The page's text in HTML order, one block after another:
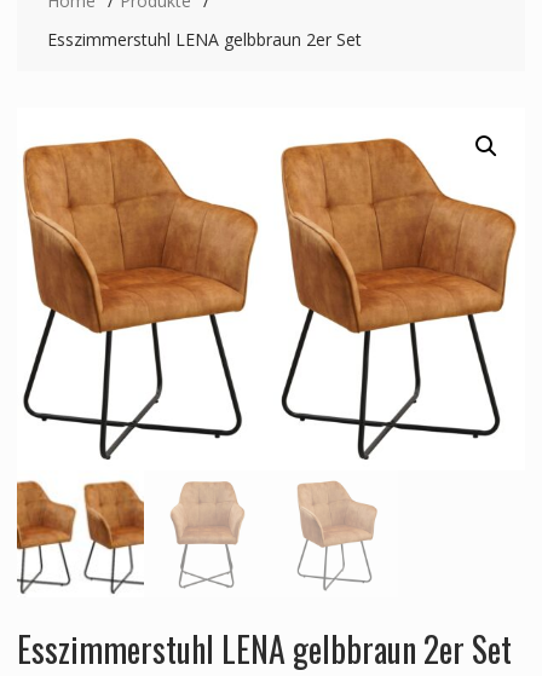
Esszimmerstuhl LENA gelbbraun 2er Set
Esszimmerstuhl LENA gelbbraun 2er Set